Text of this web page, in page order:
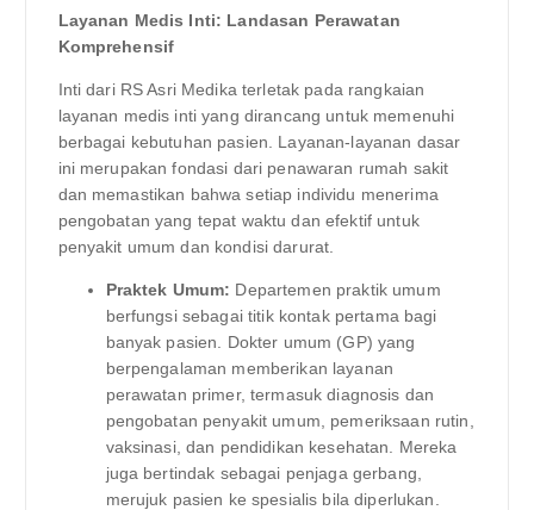
Layanan Medis Inti: Landasan Perawatan
Komprehensif
Inti dari RS Asri Medika terletak pada rangkaian
layanan medis inti yang dirancang untuk memenuhi
berbagai kebutuhan pasien. Layanan-layanan dasar
ini merupakan fondasi dari penawaran rumah sakit
dan memastikan bahwa setiap individu menerima
pengobatan yang tepat waktu dan efektif untuk
penyakit umum dan kondisi darurat.
Praktek Umum: Departemen praktik umum
berfungsi sebagai titik kontak pertama bagi
banyak pasien. Dokter umum (GP) yang
berpengalaman memberikan layanan
perawatan primer, termasuk diagnosis dan
pengobatan penyakit umum, pemeriksaan rutin,
vaksinasi, dan pendidikan kesehatan. Mereka
juga bertindak sebagai penjaga gerbang,
merujuk pasien ke spesialis bila diperlukan.